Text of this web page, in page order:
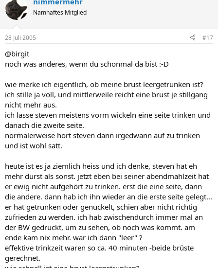
Namhaftes Mitglied
28 Juli 2005 #17
@birgit
noch was anderes, wenn du schonmal da bist :-D
wie merke ich eigentlich, ob meine brust leergetrunken ist?
ich stille ja voll, und mittlerweile reicht eine brust je stillgang
nicht mehr aus.
ich lasse steven meistens vorm wickeln eine seite trinken und
danach die zweite seite.
normalerweise hört steven dann irgedwann auf zu trinken
und ist wohl satt.
heute ist es ja ziemlich heiss und ich denke, steven hat eh
mehr durst als sonst. jetzt eben bei seiner abendmahlzeit hat
er ewig nicht aufgehört zu trinken. erst die eine seite, dann
die andere. dann hab ich ihn wieder an die erste seite gelegt...
er hat getrunken oder genuckelt, schien aber nicht richtig
zufrieden zu werden. ich hab zwischendurch immer mal an
der BW gedrückt, um zu sehen, ob noch was kommt. am
ende kam nix mehr. war ich dann "leer" ?
effektive trinkzeit waren so ca. 40 minuten -beide brüste
gerechnet.